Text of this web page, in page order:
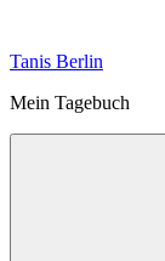
springen
Tanis Berlin
Mein Tagebuch